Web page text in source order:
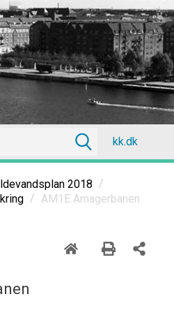
kk.dk
2018 /
/ AM1E Amagerbanen